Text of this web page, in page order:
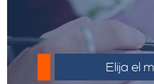
Elija el
Planifique su
para evitar